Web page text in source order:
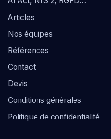
Articles
Nos équipes
Références
Contact
Devis
Conditions générales
Politique de confidentialité